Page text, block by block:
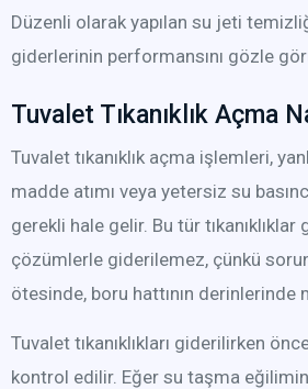
Düzenli olarak yapılan su jeti
giderlerinin performansını gözle
Tuvalet Tıkanıklık Açma
Tuvalet tıkanıklık açma işlemleri,
madde atımı veya yetersiz su
gerekli hale gelir. Bu tür
çözümlerle giderilemez, çünkü
ötesinde, boru hattının derinlerinde
Tuvalet tıkanıklıkları giderilirken
kontrol edilir. Eğer su taşma